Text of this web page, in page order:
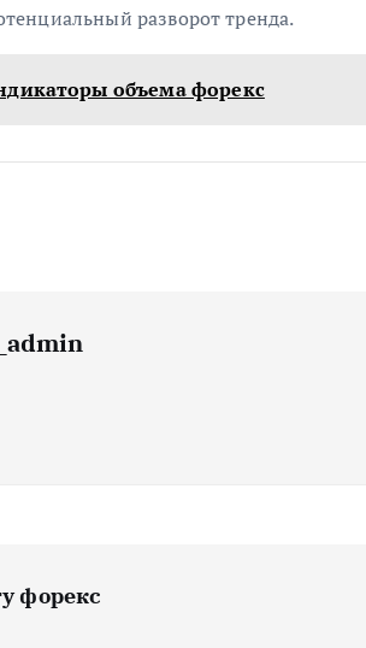
разворот тренда.
объема форекс
форекс